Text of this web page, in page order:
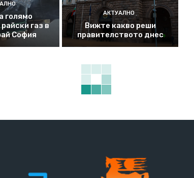
голямо
газ в
София
АКТУАЛНО
Вижте какво реши
правителството днес